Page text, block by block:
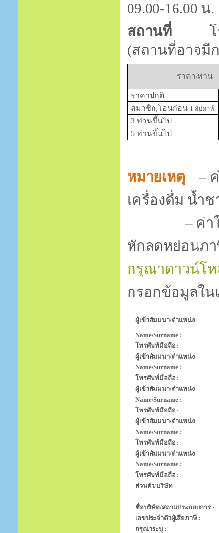
09.00-16.00 น.
สถานที่
(สถานที่อาจมี
ราคา/ท่าน
ราคาปกติ
สมาชิก,โอนก่อน 1 สัปดาห์
3 ท่านขึ้นไป
5 ท่านขึ้นไป
หมายเหตุ
–
เครื่องดื่ม น้ำ
– ค่าใช้จ่า
หักลดหย่อนภ
กรุณาดาวน์โ
กรอกข้อมูลใน
ผู้เข้าสัมมนา/ตำแหน่ง :
Name/Surname :
โทรศัพท์มือถือ :
ผู้เข้าสัมมนา/ตำแหน่ง :
Name/Surname :
โทรศัพท์มือถือ :
ผู้เข้าสัมมนา/ตำแหน่ง :
Name/Surname :
โทรศัพท์มือถือ :
ผู้เข้าสัมมนา/ตำแหน่ง :
Name/Surname :
โทรศัพท์มือถือ :
ผู้เข้าสัมมนา/ตำแหน่ง :
Name/Surname :
โทรศัพท์มือถือ :
ส่วนตัว/บริษัท :
ชื่อบริษัท/สถานประกอบการ :
เลขประจำตัวผู้เสียภาษี :
กรุณาระบุ :